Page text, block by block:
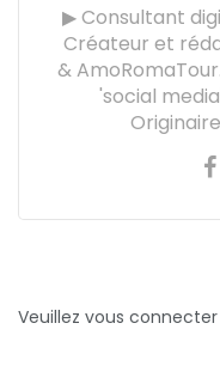
▶ Consultant
Créateur et
&
'social
Veuillez vous